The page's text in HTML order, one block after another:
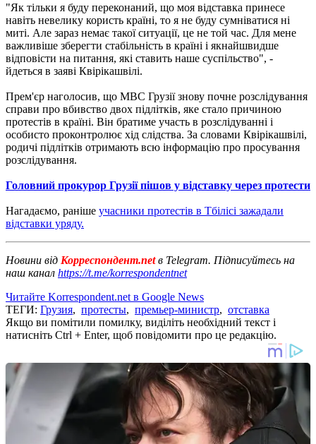
"Як тільки я буду переконаний, що моя відставка принесе
навіть невелику користь країні, то я не буду сумніватися ні
миті. Але зараз немає такої ситуації, це не той час. Для мене
важливіше зберегти стабільність в країні і якнайшвидше
відповісти на питання, які ставить наше суспільство", -
йдеться в заяві Квірікашвілі.
Прем'єр наголосив, що МВС Грузії знову почне розслідування
справи про вбивство двох підлітків, яке стало причиною
протестів в країні. Він братиме участь в розслідуванні і
особисто проконтролює хід слідства. За словами Квірікашвілі,
родичі підлітків отримають всю інформацію про просування
розслідування.
Головний прокурор Грузії пішов у відставку через протести
Нагадаємо, раніше учасники протестів в Тбілісі зажадали
відставки уряду.
Новини від Корреспондент.netв Telegram. Підписуйтесь на
наш канал https://t.me/korrespondentnet
Читайте Korrespondent.net в Google News
ТЕГИ: Грузия, протесты, премьер-министр, отставка
Якщо ви помітили помилку, виділіть необхідний текст і
натисніть Ctrl + Enter, щоб повідомити про це редакцію.